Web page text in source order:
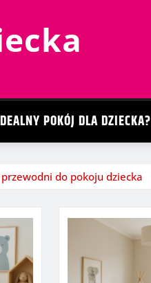
POKÓJ DLA DZIECKA?
do pokoju dziecka